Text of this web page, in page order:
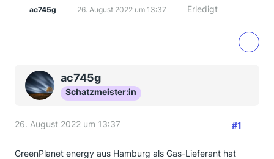
ac745g 26. August 2022 um 13:37 Erledigt
ac745g
Schatzmeister:in
26. August 2022 um 13:37 #1
GreenPlanet energy aus Hamburg als Gas-Lieferant hat